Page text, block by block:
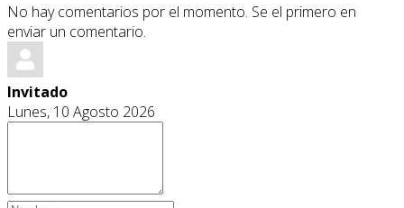
No hay comentarios por el momento. Se el primero en
enviar un comentario.
Invitado
Lunes, 10 Agosto 2026